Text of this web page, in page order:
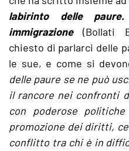
labirinto delle
immigrazione(Bollati
chiesto di parlarci delle
le sue, e come si
delle paure se ne può
il rancore nei confronti
con poderose
promozione dei diritti,
conflitto tra chi è in